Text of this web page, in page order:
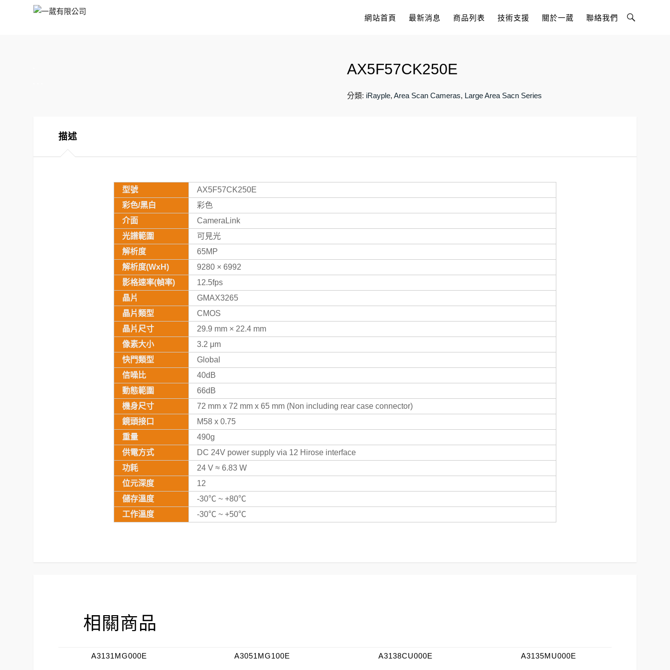
網站首頁 最新消息 商品列表 技術支援 關於一葳 聯絡我們
AX5F57CK250E
分類: iRayple,Area Scan Cameras, Large Area Sacn Series
描述
型號
AX5F57CK250E
彩色/黑白
彩色
介面
CameraLink
光譜範圍
可見光
解析度
65MP
解析度(WxH)
9280 × 6992
影格速率(幀率)
12.5fps
晶片
GMAX3265
晶片類型
CMOS
晶片尺寸
29.9 mm × 22.4 mm
像素大小
3.2 μm
快門類型
Global
信噪比
40dB
動態範圍
66dB
機身尺寸
72 mm x 72 mm x 65 mm (Non including rear case connector)
鏡頭接口
M58 x 0.75
重量
490g
供電方式
DC 24V power supply via 12 Hirose interface
功耗
24 V ≈ 6.83 W
位元深度
12
儲存溫度
-30℃ ~ +80℃
工作溫度
-30℃ ~ +50℃
相關商品
A3131MG000E A3051MG100E A3138CU000E A3135MU000E